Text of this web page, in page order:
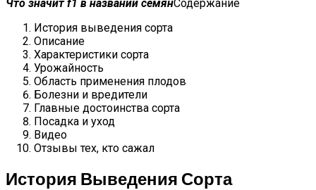
Что значит f1 в названии семянСодержание
История выведения сорта
Описание
Характеристики сорта
Урожайность
Область применения плодов
Болезни и вредители
Главные достоинства сорта
Посадка и уход
Видео
Отзывы тех, кто сажал
История Выведения Сорта